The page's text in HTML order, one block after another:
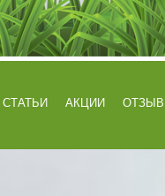
СТАТЬИ АКЦИИ